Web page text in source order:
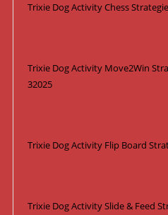
Trixie Dog Activity Chess
Trixie Dog Activity Move2Win
32025
Trixie Dog Activity Flip Board
Trixie Dog Activity Slide & Feed